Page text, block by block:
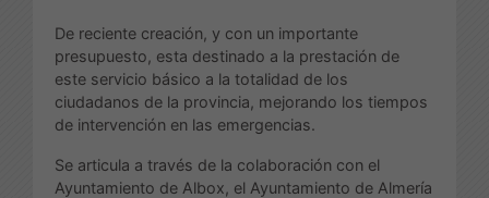
De reciente creación, y con un importante
presupuesto, esta destinado a la prestación de
este servicio básico a la totalidad de los
ciudadanos de la provincia, mejorando los tiempos
de intervención en las emergencias.
Se articula a través de la colaboración con el
Ayuntamiento de Albox, el Ayuntamiento de Almería